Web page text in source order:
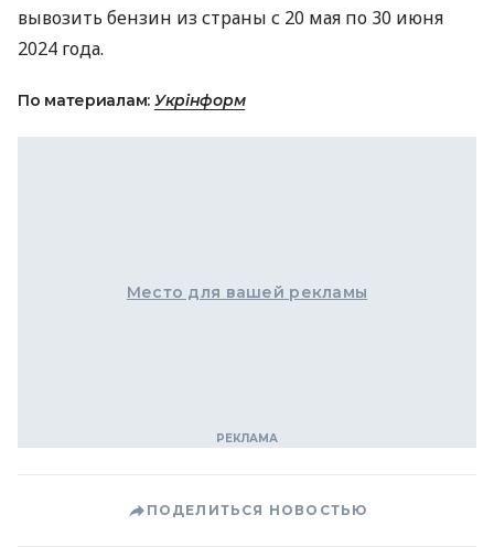
вывозить бензин из страны с 20 мая по 30 июня
2024 года.
По материалам: Укрінформ
Место для вашей рекламы
ПОДЕЛИТЬСЯ НОВОСТЬЮ